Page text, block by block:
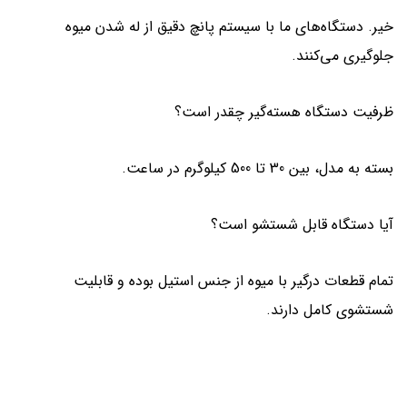
خیر. دستگاه‌های ما با سیستم پانچ دقیق از له شدن میوه
جلوگیری می‌کنند.
ظرفیت دستگاه هسته‌گیر چقدر است؟
بسته به مدل، بین 30 تا 500 کیلوگرم در ساعت.
آیا دستگاه قابل شستشو است؟
تمام قطعات درگیر با میوه از جنس استیل بوده و قابلیت
شستشوی کامل دارند.